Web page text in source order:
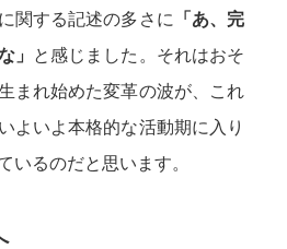
関する記述の多さに
「あ、完
」
と感じました。それはおそ
まれ始めた変革の波が、これ
よいよ本格的な活動期に入り
いるのだと思います。